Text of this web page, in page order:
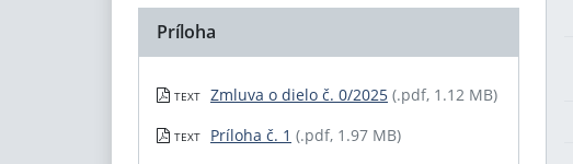
Príloha
TEXT Zmluva o dielo č. 0/2025 (.pdf, 1.12 MB)
TEXT Príloha č. 1 (.pdf, 1.97 MB)